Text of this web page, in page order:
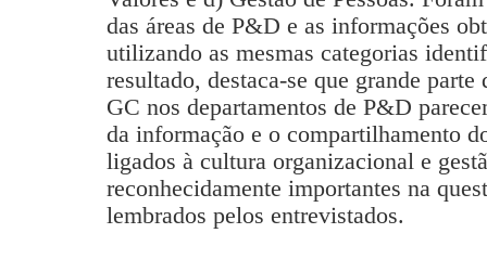
das áreas de P&D e as informações
utilizando as mesmas categorias
resultado, destaca-se que grande
GC nos departamentos de P&D
da informação e o compartilhamento
ligados à cultura organizacional e
reconhecidamente importantes na
lembrados pelos entrevistados.